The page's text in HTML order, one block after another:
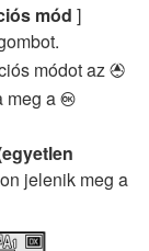
mód ]
módot az 1
meg a J
jelenik meg a